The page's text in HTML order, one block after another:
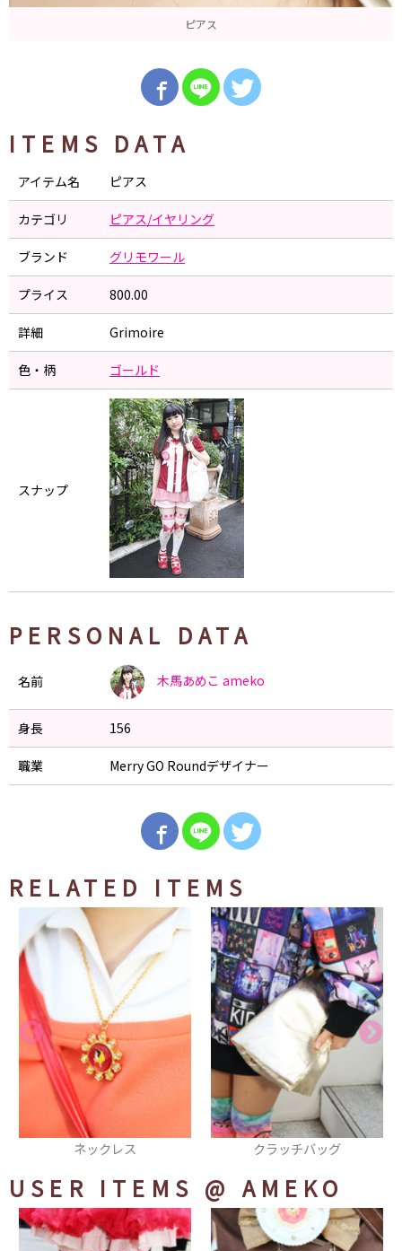
ピアス
ITEMS DATA
アイテム名 ピアス
カテゴリ ピアス/イヤリング
ブランド グリモワール
プライス 800.00
詳細 Grimoire
色・柄 ゴールド
スナップ
PERSONAL DATA
名前 木馬あめこ ameko
身長 156
職業 Merry GO Roundデザイナー
RELATED ITEMS
クラッチバッグ サングラス
USER ITEMS @ AMEKO